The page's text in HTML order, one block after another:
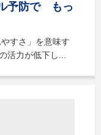
予防で もっ
すさ」を意味す
活力が低下し...